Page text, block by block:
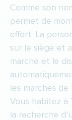
Comme son
permet de
effort. La
sur le siège et
marche et le
les marches de
Vous habitez à
la recherche